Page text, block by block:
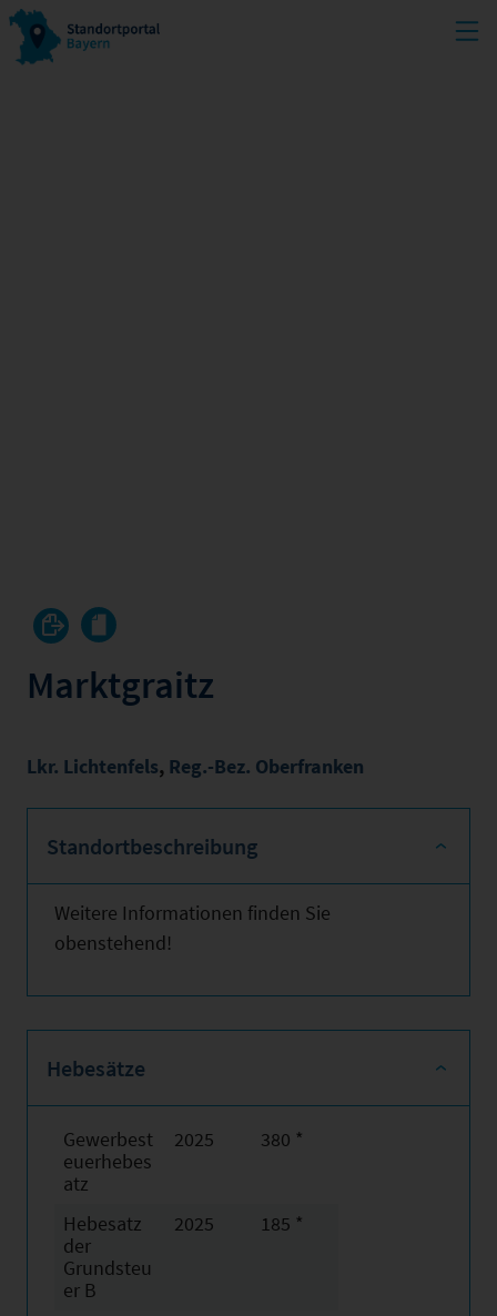
Marktgraitz
Lkr. Lichtenfels, Reg.-Bez. Oberfranken
Standortbeschreibung
Weitere Informationen finden Sie
obenstehend!
Hebesätze
Gewerbest
euerhebes
atz
2025 380 *
Hebesatz
der
Grundsteu
er B
2025 185 *